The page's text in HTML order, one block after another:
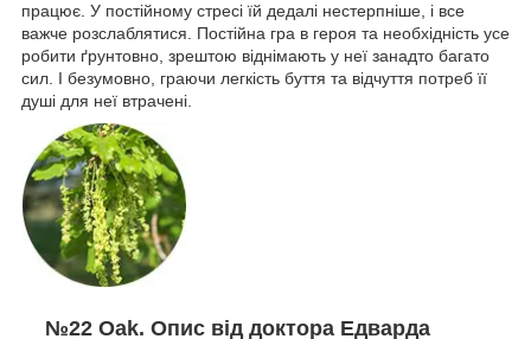
працює. У постійному стресі їй дедалі нестерпніше, і все
важче розслаблятися. Постійна гра в героя та необхідність усе
робити ґрунтовно, зрештою віднімають у неї занадто багато
сил. І безумовно, граючи легкість буття та відчуття потреб її
душі для неї втрачені.
№22 Oak. Опис від доктора Едварда